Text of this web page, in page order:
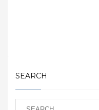
SEARCH